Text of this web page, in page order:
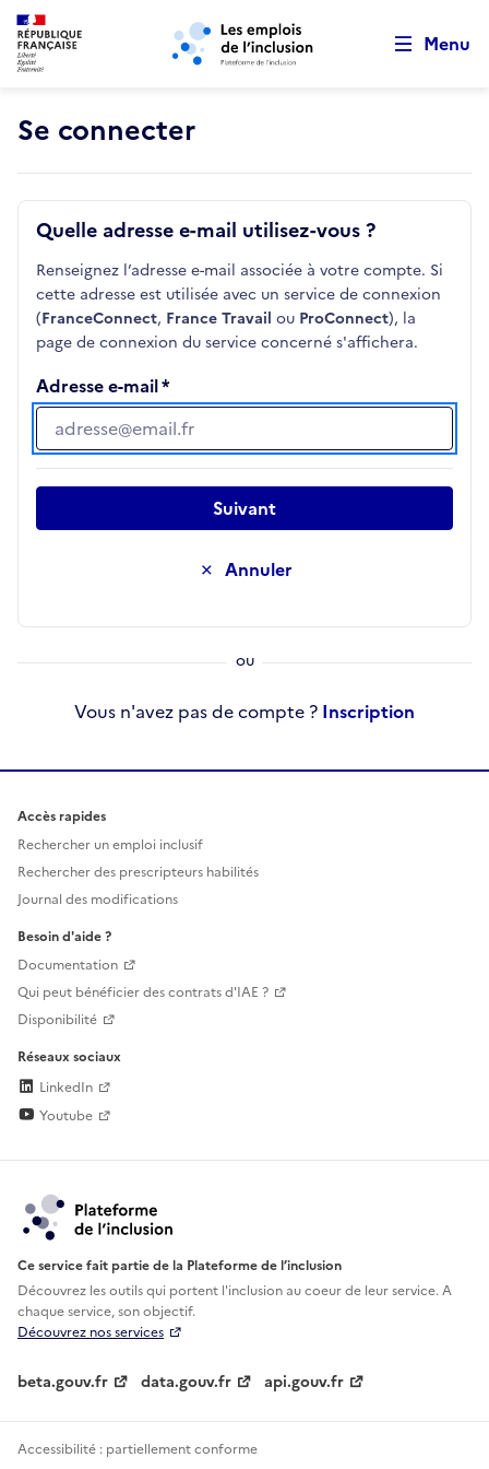
Aller au menu principal Aller au contenu principal
Menu
Se connecter
Quelle adresse e-mail utilisez-vous ?
Renseignez l’adresse e-mail associée à votre compte. Si
cette adresse est utilisée avec un service de connexion
(FranceConnect, France Travail ou ProConnect), la
page de connexion du service concerné s'affichera.
Adresse e-mail
Adresse e-mail
Annuler
Suivant
Vous n'avez pas de compte ? Inscription
Accès rapides
Rechercher un emploi inclusif
Rechercher des prescripteurs habilités
Journal des modifications
Besoin d'aide ?
Documentation
Qui peut bénéficier des contrats d'IAE ?
Disponibilité
Réseaux sociaux
LinkedIn
Youtube
Ce service fait partie de la Plateforme de l’inclusion
Découvrez les outils qui portent l'inclusion aucoeur de leur service. A
chaque service, son objectif.
Découvrez nos services
beta.gouv.fr data.gouv.fr api.gouv.fr
Accessibilité : partiellement conforme
Retour au début de la page
Panneau de gestion des cookies